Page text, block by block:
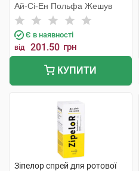
Ай-Сі-Ен Польфа Жешув
Є в наявності
від 201.50 грн
КУПИТИ
Зіпелор спрей для ротової